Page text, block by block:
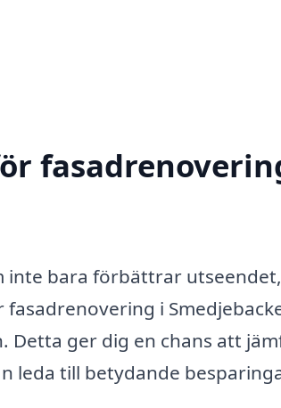
inte bara förbättrar
i
Detta ger dig en chans att
leda till betydande